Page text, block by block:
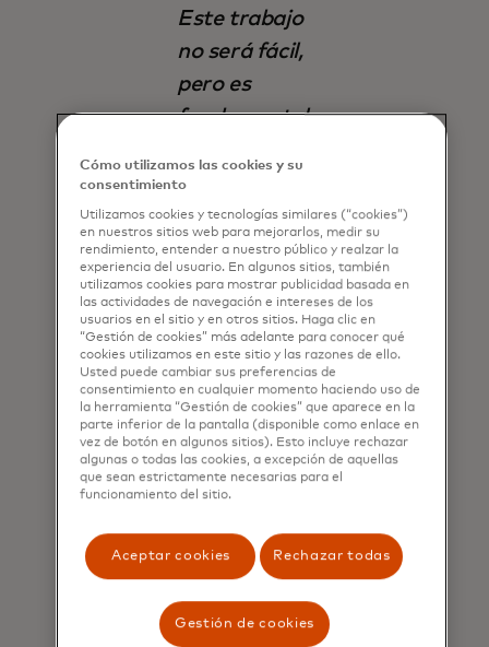
Este trabajo
no será fácil,
pero es
fundamental.
millones de
adultos en
todo el mundo
aún carecen de
acceso a
productos
bancarios.
Trabajando
juntos,
podemos
cerciorándonos
de que el
acceso
realmente
Cómo utilizamos las cookies y su
consentimiento
Utilizamos cookies y tecnologías similares (“cookies”)
en nuestros sitios web para mejorarlos, medir su
rendimiento, entender a nuestro público y realzar la
experiencia del usuario. En algunos sitios, también
utilizamos cookies para mostrar publicidad basada en
las actividades de navegación e intereses de los
usuarios en el sitio y en otros sitios. Haga clic en
“Gestión de cookies” más adelante para conocer qué
cookies utilizamos en este sitio y las razones de ello.
Usted puede cambiar sus preferencias de
consentimiento en cualquier momento haciendo uso de
la herramienta “Gestión de cookies” que aparece en la
parte inferior de la pantalla (disponible como enlace en
vez de botón en algunos sitios). Esto incluye rechazar
algunas o todas las cookies, a excepción de aquellas
que sean estrictamente necesarias para el
funcionamiento del sitio.
Aceptar cookies Rechazar todas
Gestión de cookies